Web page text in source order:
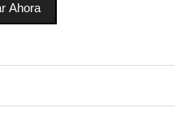
Ahora